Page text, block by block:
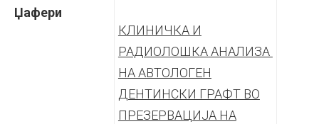
Џафери
КЛИНИЧКА И
РАДИОЛОШКА АНАЛИЗА
НА АВТОЛОГЕН
ДЕНТИНСКИ ГРАФТ ВО
ПРЕЗЕРВАЦИЈА НА